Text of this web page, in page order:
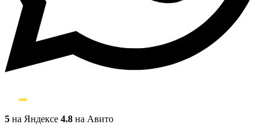
5 на Яндексе 4.8 на Авито